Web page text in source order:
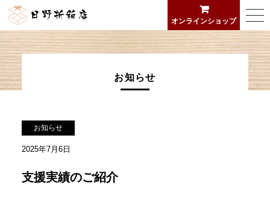
日野折箱店
お知らせ
お知らせ
2025年7月6日
支援実績のご紹介
オンラインショップ